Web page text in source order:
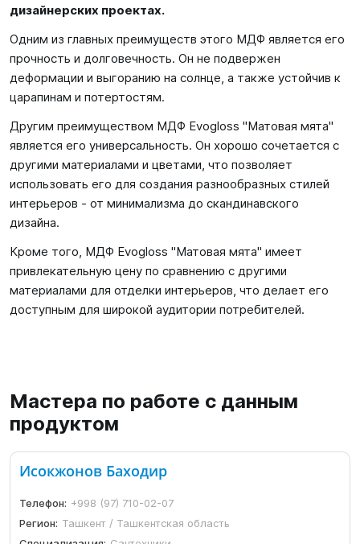
дизайнерских проектах.
Одним из главных преимуществ этого МДФ является его
прочность и долговечность. Он не подвержен
деформации и выгоранию на солнце, а также устойчив к
царапинам и потертостям.
Другим преимуществом МДФ Evogloss "Матовая мята"
является его универсальность. Он хорошо сочетается с
другими материалами и цветами, что позволяет
использовать его для создания разнообразных стилей
интерьеров - от минимализма до скандинавского
дизайна.
Кроме того, МДФ Evogloss "Матовая мята" имеет
привлекательную цену по сравнению с другими
материалами для отделки интерьеров, что делает его
доступным для широкой аудитории потребителей.
Мастера по работе с данным
продуктом
Исокжонов Баходир
Телефон: +998 (97) 710-02-07
Регион: Ташкент / Ташкентская область